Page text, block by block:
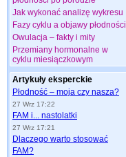
Jak wykonać analizę wykresu
Fazy cyklu a objawy płodności
Owulacja – fakty i mity
Przemiany hormonalne w
cyklu miesiączkowym
Artykuły eksperckie
Płodność – moja czy nasza?
27 Wrz 17:22
FAM i... nastolatki
27 Wrz 17:21
Dlaczego warto stosować
FAM?